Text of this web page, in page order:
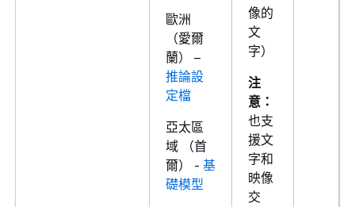
歐洲
（愛爾
蘭） –
推論設
定檔
亞太區
域 （首
爾） - 基
礎模型
像的
文
字）
注
意：
也支
援文
字和
映像
交